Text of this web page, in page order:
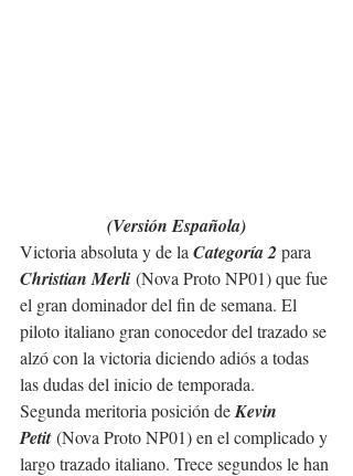
(Versión Española)
Victoria absoluta y de la Categoría 2 para
Christian Merli (Nova Proto NP01) que fue
el gran dominador del fin de semana. El
piloto italiano gran conocedor del trazado se
alzó con la victoria diciendo adiós a todas
las dudas del inicio de temporada.
Segunda meritoria posición de Kevin
Petit (Nova Proto NP01) en el complicado y
largo trazado italiano. Trece segundos le han